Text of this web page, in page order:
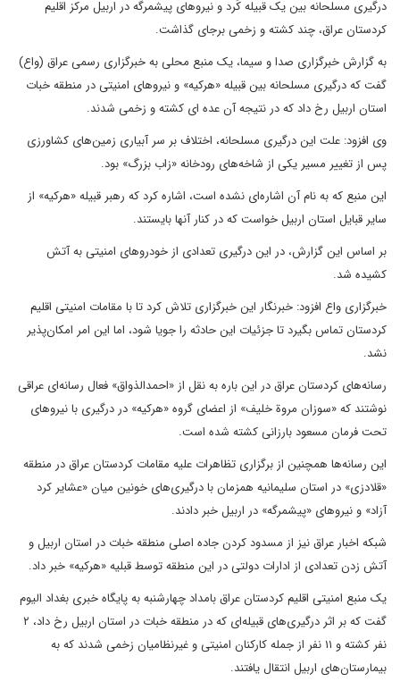
درگیری مسلحانه بین یک قبیله کُرد و نیرو‌های پیشمرگه در اربیل مرکز اقلیم
کردستان عراق، چند کشته و زخمی برجای گذاشت.
به گزارش خبرگزاری صدا و سیما، یک منبع محلی به خبرگزاری رسمی عراق (واع)
گفت که درگیری مسلحانه بین قبیله «هرکیه» و نیرو‌های امنیتی در منطقه خبات
استان اربیل رخ داد که در نتیجه آن عده ای کشته و زخمی شدند.
وی افزود: علت این درگیری مسلحانه، اختلاف بر سر آبیاری زمین‌های کشاورزی
پس از تغییر مسیر یکی از شاخه‌های رودخانه «زاب بزرگ» بود.
این منبع که به نام آن اشاره‌ای نشده است، اشاره کرد که رهبر قبیله «هرکیه» از
سایر قبایل استان اربیل خواست که در کنار آنها بایستند.
بر اساس این گزارش، در این درگیری تعدادی از خودرو‌های امنیتی به آتش
کشیده شد.
خبرگزاری واع افزود: خبرنگار این خبرگزاری تلاش کرد تا با مقامات امنیتی اقلیم
کردستان تماس بگیرد تا جزئیات این حادثه را جویا شود، اما این امر امکان‌پذیر
نشد.
رسانه‌های کردستان عراق در این باره به نقل از «احمدالذواق» فعال رسانه‌ای عراقی
نوشتند که «سوزان مروة خلیف» از اعضای گروه «هرکیه» در درگیری با نیرو‌های
تحت فرمان مسعود بارزانی کشته شده است.
این رسانه‌ها همچنین از برگزاری تظاهرات علیه مقامات کردستان عراق در منطقه
«قلادزی» در استان سلیمانیه همزمان با درگیری‌های خونین میان «عشایر کرد
آزاد» و نیرو‌های «پیشمرگه» در اربیل خبر دادند.
شبکه اخبار عراق نیز از مسدود کردن جاده اصلی منطقه خبات در استان اربیل و
آتش زدن تعدادی از ادارات دولتی در این منطقه توسط قبلیه «هرکیه» خبر داد.
یک منبع امنیتی اقلیم کردستان عراق بامداد چهارشنبه به پایگاه خبری بغداد الیوم
گفت که بر اثر درگیری‌های قبیله‌ای که در منطقه خبات در استان اربیل رخ داد، ۲
نفر کشته و ۱۱ نفر از جمله کارکنان امنیتی و غیرنظامیان زخمی شدند که به
بیمارستان‌های اربیل انتقال یافتند.